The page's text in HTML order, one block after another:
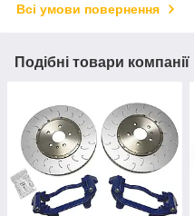
Всі умови повернення
Подібні товари компанії